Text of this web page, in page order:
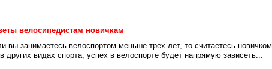
велосипедистам новичкам
вы занимаетесь велоспортом меньше трех лет, то считаетесь новичком
других видах спорта, успех в велоспорте будет напрямую зависеть...